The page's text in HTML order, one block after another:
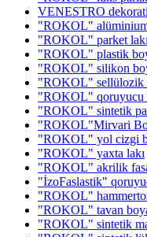
VENESTRO
"ROKOL"
"ROKOL" parket
"ROKOL" plastik
"ROKOL" silikon
"ROKOL" sellülozik
"ROKOL" qoruyucu
"ROKOL" sintetik
"ROKOL"Mirvari
"ROKOL" yol cizgi
"ROKOL" yaxta lakı
"ROKOL" akrilik
"İzoFaslastik"
"ROKOL"
"ROKOL" tavan
"ROKOL" sintetik